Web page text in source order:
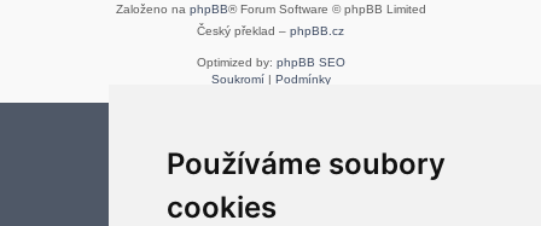
Používáme soubory
cookies
Založeno na phpBB® Forum Software © phpBB Limited
Český překlad – phpBB.cz
Optimized by: phpBB SEO
Soukromí| Podmínky